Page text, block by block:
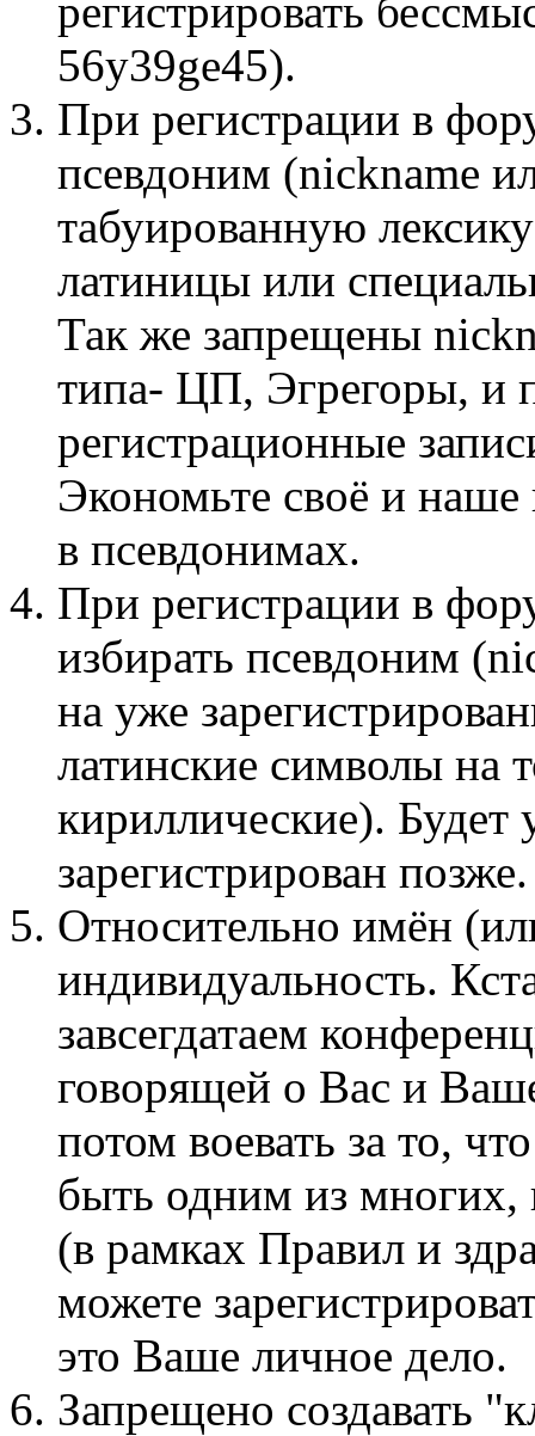
регистрировать
56y39ge45).
При регистрации в
псевдоним (nickname
табуированную
латиницы или
Так же запрещены
типа- ЦП, Эгрегоры, и
регистрационные
Экономьте своё и
в псевдонимах.
При регистрации в
избирать псевдоним
на уже
латинские символы на
кириллические). Будет
зарегистрирован позже.
Относительно имён
индивидуальность.
завсегдатаем
говорящей о Вас и
потом воевать за то,
быть одним из многих,
(в рамках Правил и
можете
это Ваше личное дело.
Запрещено создавать